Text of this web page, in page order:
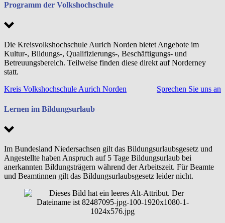
Programm der Volkshochschule
Die Kreisvolkshochschule Aurich Norden bietet Angebote im
Kultur-, Bildungs-, Qualifizierungs-, Beschäftigungs- und
Betreuungsbereich. Teilweise finden diese direkt auf Norderney
statt.
Kreis Volkshochschule Aurich Norden
Sprechen Sie uns an
Lernen im Bildungsurlaub
Im Bundesland Niedersachsen gilt das Bildungsurlaubsgesetz und
Angestellte haben Anspruch auf 5 Tage Bildungsurlaub bei
anerkannten Bildungsträgern während der Arbeitszeit. Für Beamte
und Beamtinnen gilt das Bildungsurlaubsgesetz leider nicht.